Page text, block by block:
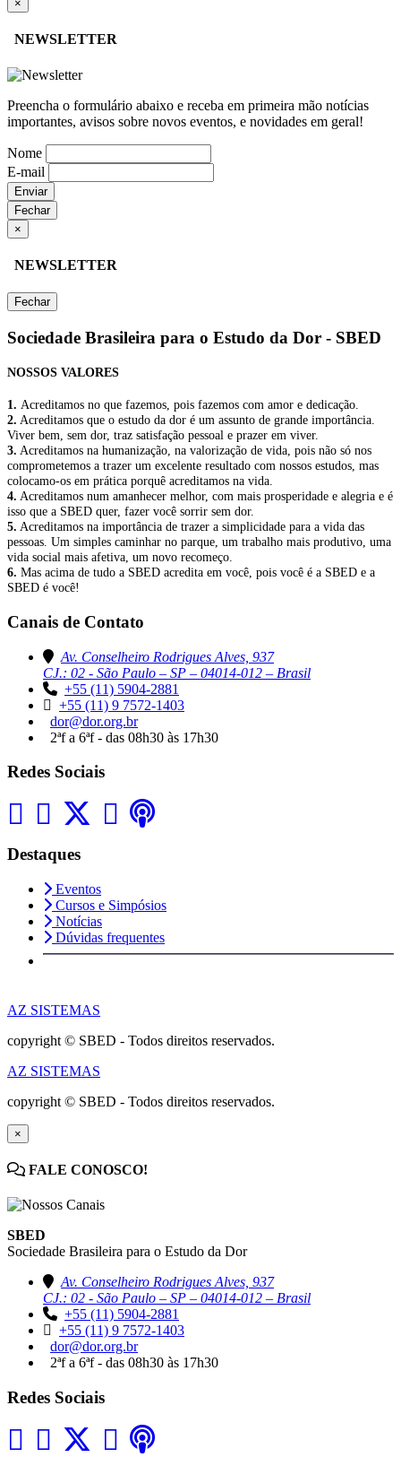
×
NEWSLETTER
Preencha o formulário abaixo e receba em primeira mão notícias
importantes, avisos sobre novos eventos, e novidades em geral!
Nome
E-mail
Enviar
Fechar
×
NEWSLETTER
Fechar
Sociedade Brasileira para o Estudo da Dor - SBED
NOSSOS VALORES
1. Acreditamos no que fazemos, pois fazemos com amor e dedicação.
2. Acreditamos que o estudo da dor é um assunto de grande importância.
Viver bem, sem dor, traz satisfação pessoal e prazer em viver.
3. Acreditamos na humanização, na valorização de vida, pois não só nos
comprometemos a trazer um excelente resultado com nossos estudos, mas
colocamo-os em prática porquê acreditamos na vida.
4. Acreditamos num amanhecer melhor, com mais prosperidade e alegria e é
isso que a SBED quer, fazer você sorrir sem dor.
5. Acreditamos na importância de trazer a simplicidade para a vida das
pessoas. Um simples caminhar no parque, um trabalho mais produtivo, uma
vida social mais afetiva, um novo recomeço.
6. Mas acima de tudo a SBED acredita em você, pois você é a SBED e a
SBED é você!
Canais de Contato
Av. Conselheiro Rodrigues Alves, 937
CJ.: 02 - São Paulo – SP – 04014-012 – Brasil
+55 (11) 5904-2881
+55 (11) 9 7572-1403
dor@dor.org.br
2ªf a 6ªf - das 08h30 às 17h30
Redes Sociais
Destaques
Eventos
Cursos e Simpósios
Notícias
Dúvidas frequentes
AZ SISTEMAS
copyright © SBED - Todos direitos reservados.
AZ SISTEMAS
copyright © SBED - Todos direitos reservados.
×
FALE CONOSCO!
SBED
Sociedade Brasileira para o Estudo da Dor
Av. Conselheiro Rodrigues Alves, 937
CJ.: 02 - São Paulo – SP – 04014-012 – Brasil
+55 (11) 5904-2881
+55 (11) 9 7572-1403
dor@dor.org.br
2ªf a 6ªf - das 08h30 às 17h30
Redes Sociais